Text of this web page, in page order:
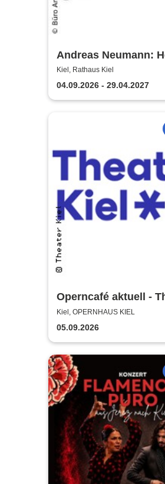
Andreas Neumann:
Erhardt Dinner Show
Kiel, Rathaus Kiel
04.09.2026 - 29.04.2027
Operncafé aktuell -
Kiel
Kiel, OPERNHAUS KIEL
05.09.2026